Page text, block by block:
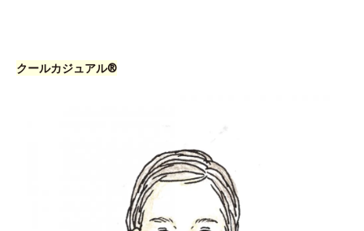
クールカジュアル®